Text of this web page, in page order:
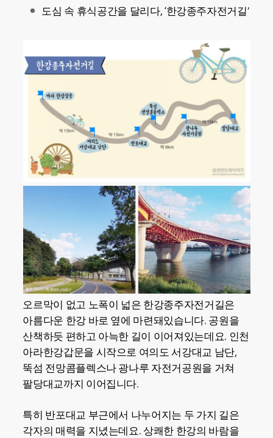
도심 속 휴식공간을 달리다, ‘한강종주자전거길’
오르막이 없고 노폭이 넓은 한강종주자전거길은
아름다운 한강 바로 옆에 마련돼있습니다. 공원을
산책하듯 편하고 아늑한 길이 이어져있는데요. 인천
아라한강갑문을 시작으로 여의도 서강대교 남단,
뚝섬 전망콤플렉스나 광나루 자전거공원을 거쳐
팔당대교까지 이어집니다.
특히 반포대교 부근에서 나누어지는 두 가지 길은
각자의 매력을 지녔는데요. 상쾌한 한강의 바람을